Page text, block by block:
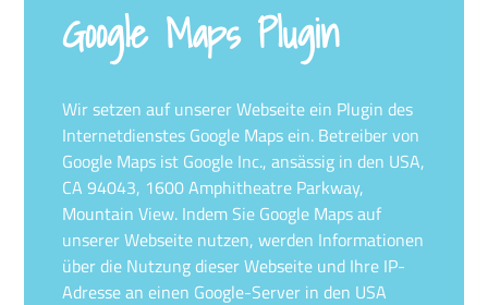
Google Maps Plugin
Wir setzen auf unserer Webseite ein Plugin des
Internetdienstes Google Maps ein. Betreiber von
Google Maps ist Google Inc., ansässig in den USA,
CA 94043, 1600 Amphitheatre Parkway,
Mountain View. Indem Sie Google Maps auf
unserer Webseite nutzen, werden Informationen
über die Nutzung dieser Webseite und Ihre IP-
Adresse an einen Google-Server in den USA